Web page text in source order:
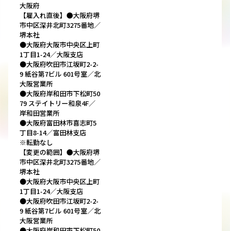
大阪府
【雇入れ直後】●大阪府堺
市中区深井北町3275番地／
堺本社
●大阪府大阪市中央区上町
1丁目1-24／大阪支店
●大阪府吹田市江坂町2-2-
9 紙谷第7ビル 601号室／北
大阪営業所
●大阪府岸和田市下松町50
79 ステイトリー和泉4F／
岸和田営業所
●大阪府富田林市喜志町5
丁目8-14／富田林支店
※転勤なし
【変更の範囲】●大阪府堺
市中区深井北町3275番地／
堺本社
●大阪府大阪市中央区上町
1丁目1-24／大阪支店
●大阪府吹田市江坂町2-2-
9 紙谷第7ビル 601号室／北
大阪営業所